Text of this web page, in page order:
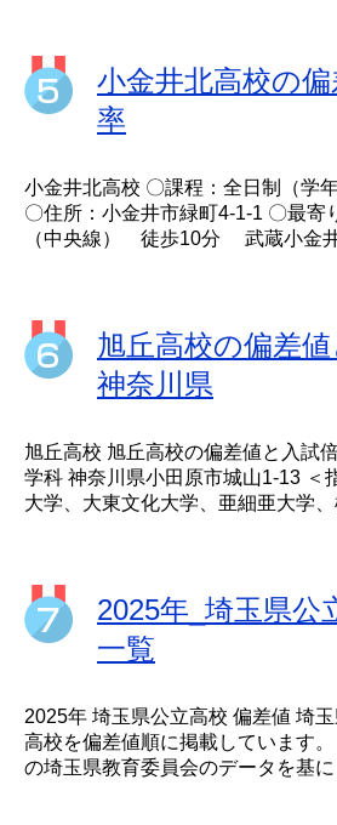
小金井北高校の
率
小金井北高校 〇課程：全日制（学
〇住所：小金井市緑町4-1-1 〇最
（中央線） 徒歩10分 武蔵小金
旭丘高校の偏差値
神奈川県
旭丘高校 旭丘高校の偏差値と入試
学科 神奈川県小田原市城山1-13 ＜
大学、大東文化大学、亜細亜大学、
2025年_埼玉県公
一覧
2025年 埼玉県公立高校 偏差値 埼
高校を偏差値順に掲載しています
の埼玉県教育委員会のデータを基